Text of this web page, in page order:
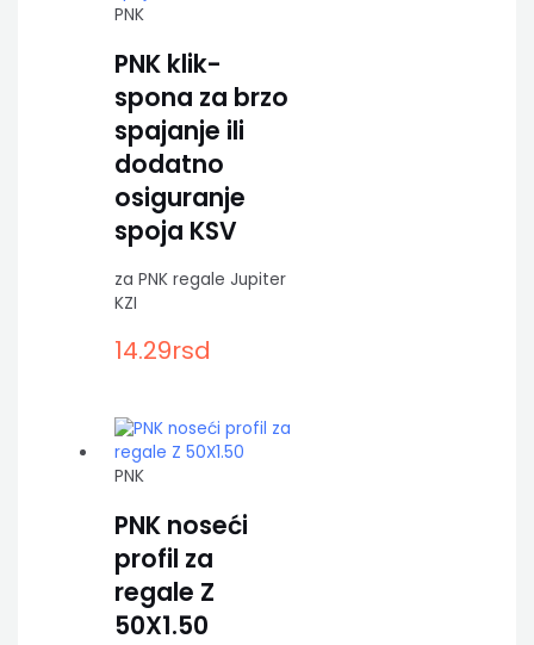
PNK
PNK klik-
spona za brzo
spajanje ili
dodatno
osiguranje
spoja KSV
za PNK regale Jupiter
KZI
14.29rsd
PNK
PNK noseći
profil za
regale Z
50X1.50